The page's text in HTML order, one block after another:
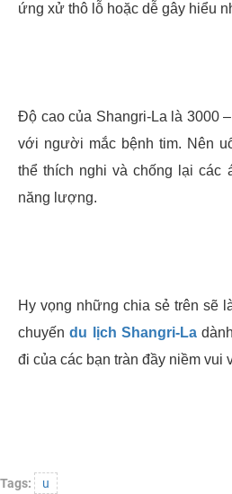
ứng xử thô lỗ hoặc dễ gây hiểu
Độ cao của Shangri-La là 3000
với người mắc bệnh tim. Nên
thể thích nghi và chống lại các
năng lượng.
Hy vọng những chia sẻ trên sẽ
chuyếndu lịch Shangri-La
đi của các bạn tràn đầy niềm vui
Tags: u